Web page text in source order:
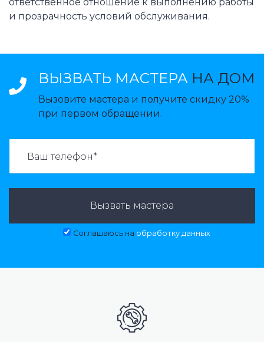
и прозрачность условий обслуживания.
ВЫЗВАТЬ МАСТЕРА НА ДОМ
Вызовите мастера и получите скидку 20%
при первом обращении.
Вызвать мастера
Соглашаюсь на обработку данных